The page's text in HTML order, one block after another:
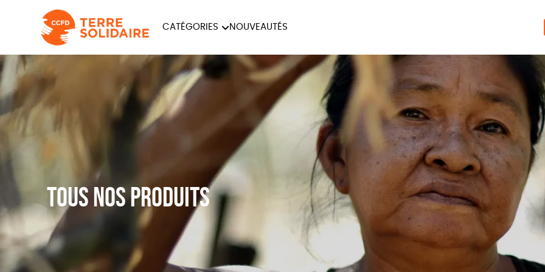
CATÉGORIES
ÉQUITABLE ÉPICERIE MAISON
PAPETERIE LIVRES JEUX
NOUVEAUTÉS
Tous nos produits